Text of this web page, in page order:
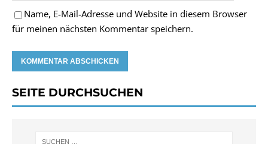
Name, E-Mail-Adresse und Website in diesem Browser
für meinen nächsten Kommentar speichern.
SEITE DURCHSUCHEN